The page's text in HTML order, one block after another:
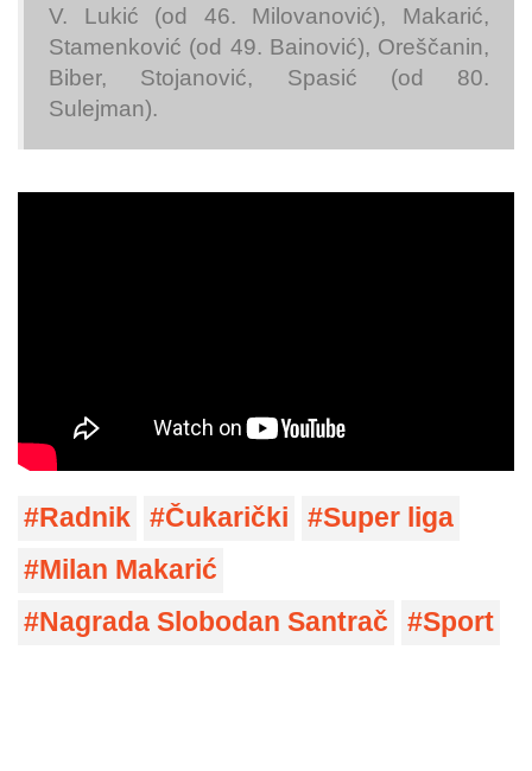
V. Lukić (od 46. Milovanović), Makarić,
Stamenković (od 49. Bainović), Oreščanin,
Biber, Stojanović, Spasić (od 80.
Sulejman).
Radnik Čukarički
Super liga
Milan Makarić
Nagrada Slobodan Santrač
Sport